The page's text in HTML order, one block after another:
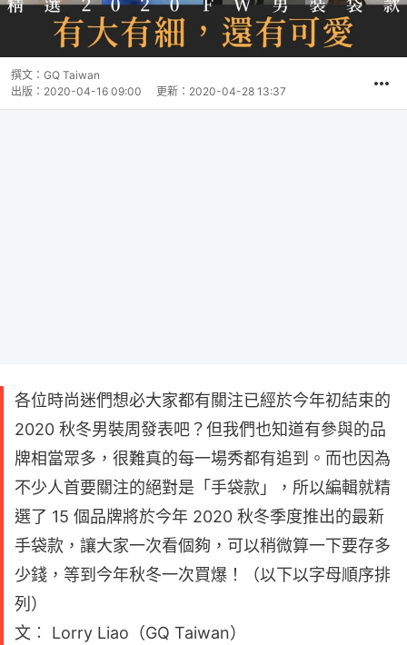
撰文： GQ Taiwan
出版： 2020-04-16 09:00 更新： 2020-04-28 13:37
各位時尚迷們想必大家都有關注已經於今年初結束的
2020 秋冬男裝周發表吧？但我們也知道有參與的品
牌相當眾多，很難真的每一場秀都有追到。而也因為
不少人首要關注的絕對是「手袋款」，所以編輯就精
選了 15 個品牌將於今年 2020 秋冬季度推出的最新
手袋款，讓大家一次看個夠，可以稍微算一下要存多
少錢，等到今年秋冬一次買爆！（以下以字母順序排
列）
文︰ Lorry Liao（GQ Taiwan）